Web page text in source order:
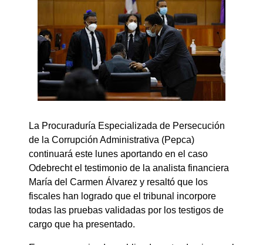
La Procuraduría Especializada de Persecución
de la Corrupción Administrativa (Pepca)
continuará este lunes aportando en el caso
Odebrecht el testimonio de la analista financiera
María del Carmen Álvarez y resaltó que los
fiscales han logrado que el tribunal incorpore
todas las pruebas validadas por los testigos de
cargo que ha presentado.